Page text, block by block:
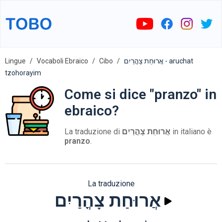
Lingue Vocaboli Ebraico Cibo
אֲרוּחַת צָהֳרַיִם - aruchat
tzohorayim
Come si dice "pranzo" in
ebraico?
La traduzione di אֲרוּחַת צָהֳרַיִם in italiano è
pranzo.
La traduzione
אֲרוּחַת צָהֳרַיִם